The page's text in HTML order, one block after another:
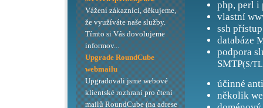
php, perl i
vlastní
ssh přístup
databáze
podpora
SMTP(S/
účinné
několik
Vážení zákazníci, děkujeme,
že využíváte naše služby.
Tímto si Vás dovolujeme
informov...
Upgrade RoundCube
webmailu
Upgradovali jsme webové
klientské rozhraní pro čtení
mailů RoundCube (na adrese